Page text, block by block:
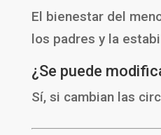
El bienestar del
los padres y la
¿Se puede
Sí, si cambian las